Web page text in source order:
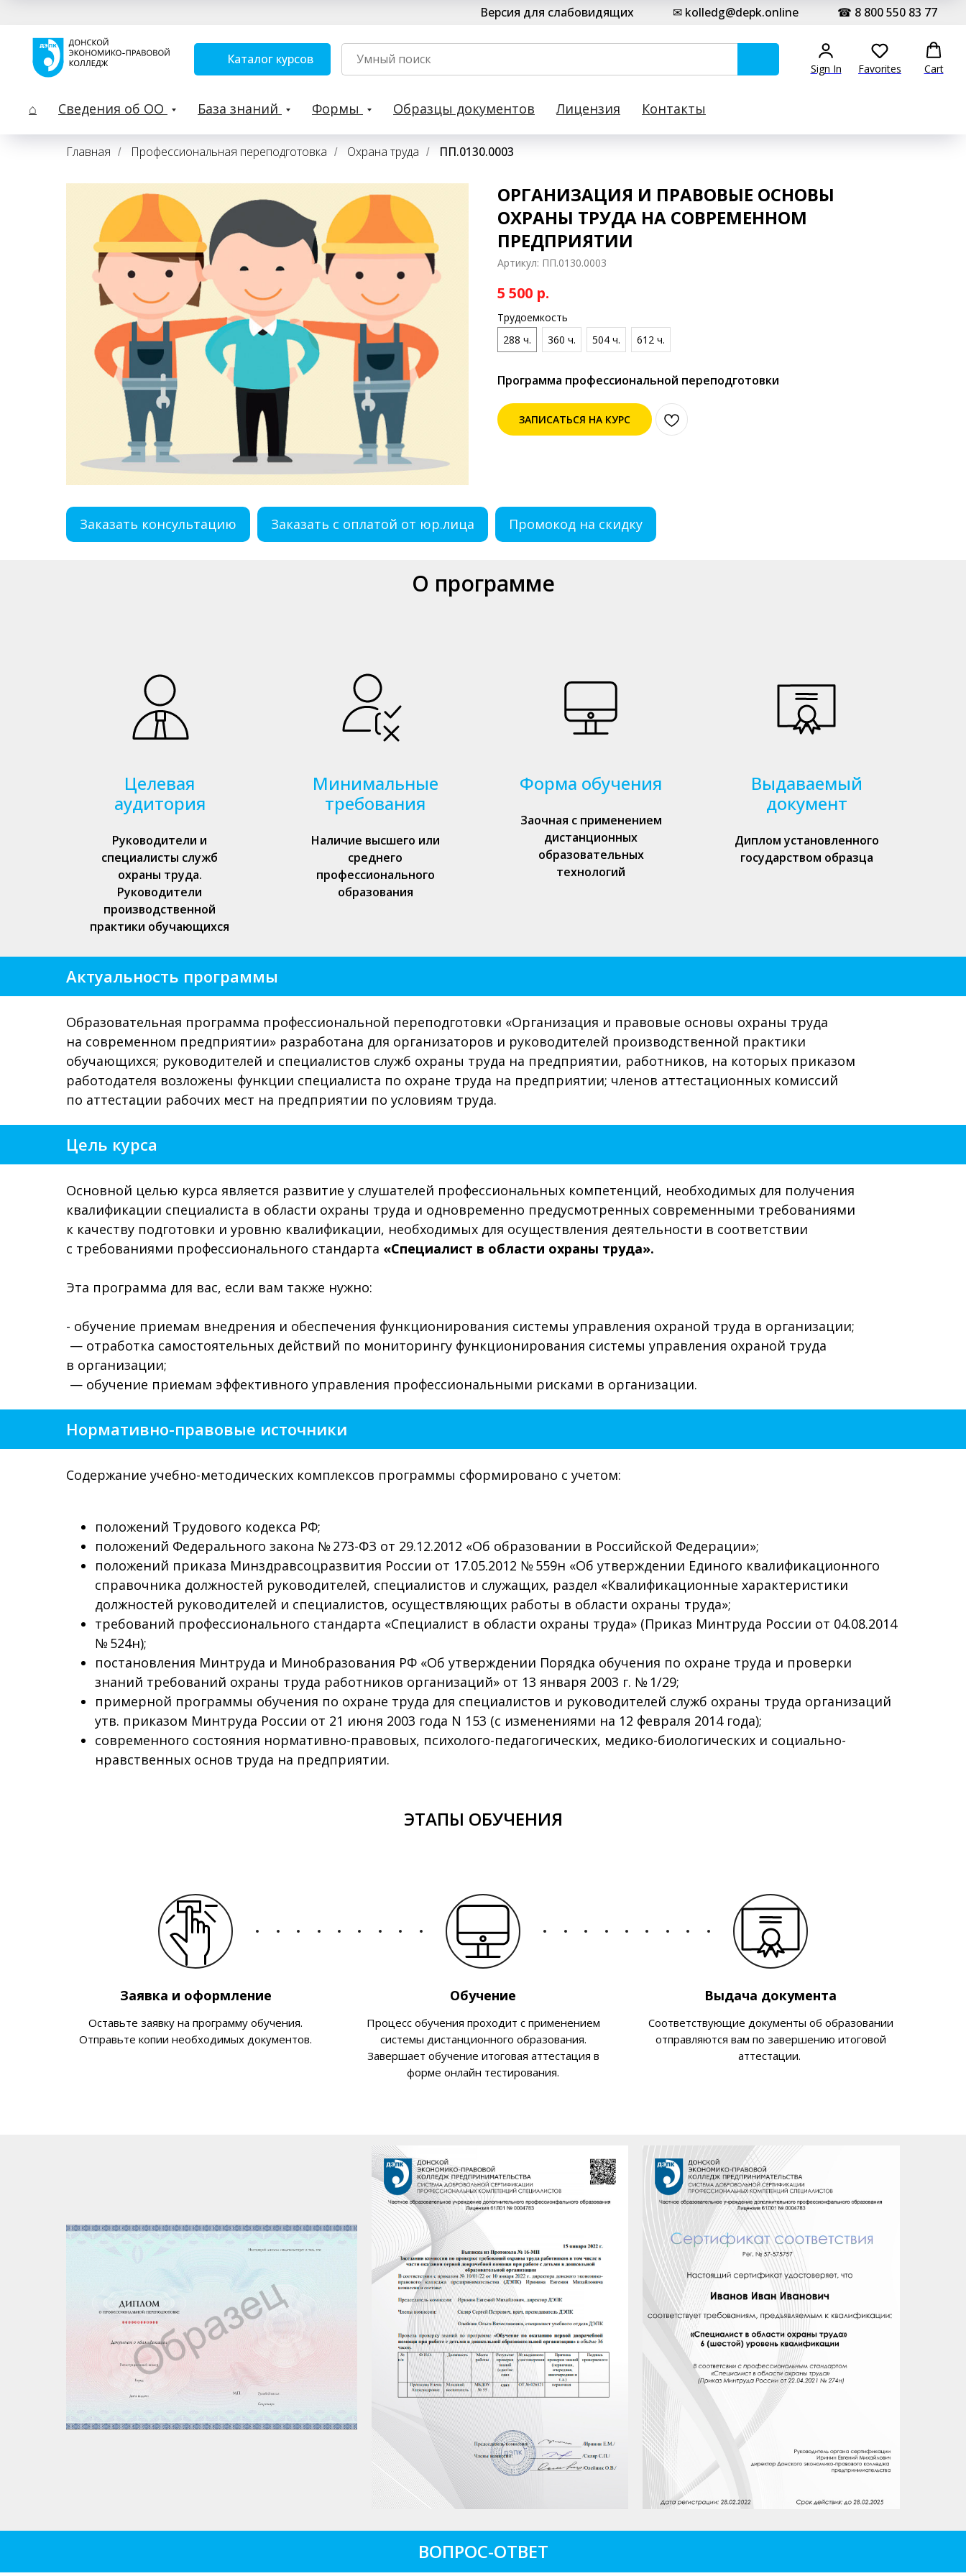
Версия для слабовидящих ✉ kolledg@depk.online ☎ 8 800 550 83 77
Каталог курсов
Sign In Favorites Cart
⌂ Сведения об ОО База знаний Формы Образцы документов Лицензия Контакты
Главная / Профессиональная переподготовка / Охрана труда / ПП.0130.0003
ОРГАНИЗАЦИЯ И ПРАВОВЫЕ ОСНОВЫ
ОХРАНЫ ТРУДА НА СОВРЕМЕННОМ
ПРЕДПРИЯТИИ
Артикул: ПП.0130.0003
5 500 р.
Трудоемкость
288 ч.
360 ч. 504 ч. 612 ч.
Программа профессиональной переподготовки
ЗАПИСАТЬСЯ НА КУРС
Заказать консультацию Заказать с оплатой от юр.лица Промокод на скидку
О программе
Целевая
аудитория
Руководители и
специалисты служб
охраны труда.
Руководители
производственной
практики обучающихся
Минимальные
требования
Наличие высшего или
среднего
профессионального
образования
Форма обучения
Заочная с применением
дистанционных
образовательных
технологий
Выдаваемый
документ
Диплом установленного
государством образца
Актуальность программы
Образовательная программа профессиональной переподготовки «Организация и правовые основы охраны труда
на современном предприятии» разработана для организаторов и руководителей производственной практики
обучающихся; руководителей и специалистов служб охраны труда на предприятии, работников, на которых приказом
работодателя возложены функции специалиста по охране труда на предприятии; членов аттестационных комиссий
по аттестации рабочих мест на предприятии по условиям труда.
Цель курса
Основной целью курса является развитие у слушателей профессиональных компетенций, необходимых для получения
квалификации специалиста в области охраны труда и одновременно предусмотренных современными требованиями
к качеству подготовки и уровню квалификации, необходимых для осуществления деятельности в соответствии
с требованиями профессионального стандарта «Специалист в области охраны труда».
Эта программа для вас, если вам также нужно:
- обучение приемам внедрения и обеспечения функционирования системы управления охраной труда в организации;
— отработка самостоятельных действий по мониторингу функционирования системы управления охраной труда
в организации;
— обучение приемам эффективного управления профессиональными рисками в организации.
Нормативно-правовые источники
Содержание учебно-методических комплексов программы сформировано с учетом:
положений Трудового кодекса РФ;
положений Федерального закона № 273-ФЗ от 29.12.2012 «Об образовании в Российской Федерации»;
положений приказа Минздравсоцразвития России от 17.05.2012 № 559н «Об утверждении Единого квалификационного
справочника должностей руководителей, специалистов и служащих, раздел «Квалификационные характеристики
должностей руководителей и специалистов, осуществляющих работы в области охраны труда»;
требований профессионального стандарта «Специалист в области охраны труда» (Приказ Минтруда России от 04.08.2014
№ 524н);
постановления Минтруда и Минобразования РФ «Об утверждении Порядка обучения по охране труда и проверки
знаний требований охраны труда работников организаций» от 13 января 2003 г. № 1/29;
примерной программы обучения по охране труда для специалистов и руководителей служб охраны труда организаций
утв. приказом Минтруда России от 21 июня 2003 года N 153 (с изменениями на 12 февраля 2014 года);
современного состояния нормативно-правовых, психолого-педагогических, медико-биологических и социально-
нравственных основ труда на предприятии.
ЭТАПЫ ОБУЧЕНИЯ
Заявка и оформление
Оставьте заявку на программу обучения.
Отправьте копии необходимых документов.
Обучение
Процесс обучения проходит с применением
системы дистанционного образования.
Завершает обучение итоговая аттестация в
форме онлайн тестирования.
Выдача документа
Соответствующие документы об образовании
отправляются вам по завершению итоговой
аттестации.
ВОПРОС-ОТВЕТ